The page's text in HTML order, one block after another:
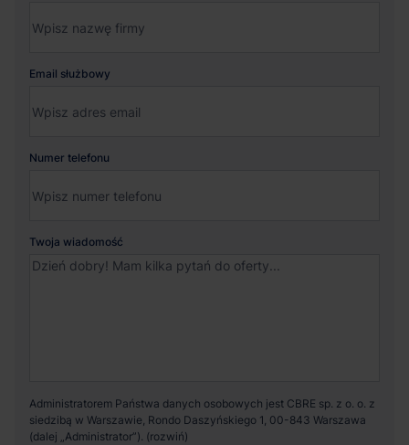
Email służbowy
Numer telefonu
Twoja wiadomość
Administratorem Państwa danych osobowych jest CBRE sp. z o. o. z
siedzibą w Warszawie, Rondo Daszyńskiego 1, 00-843 Warszawa
(dalej „Administrator”).